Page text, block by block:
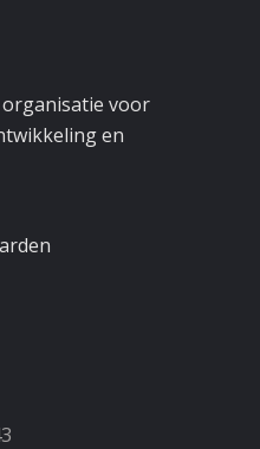
organisatie voor
en